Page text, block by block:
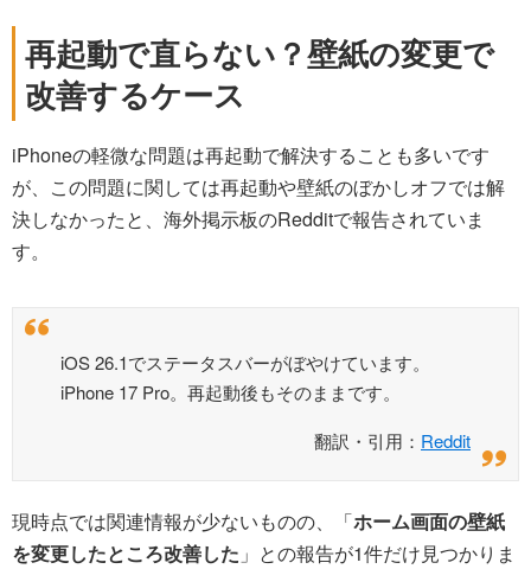
再起動で直らない？壁紙の変更で
改善するケース
iPhoneの軽微な問題は再起動で解決することも多いです
が、この問題に関しては再起動や壁紙のぼかしオフでは解
決しなかったと、海外掲示板のRedditで報告されていま
す。
iOS 26.1でステータスバーがぼやけています。
iPhone 17 Pro。再起動後もそのままです。
翻訳・引用： Reddit
現時点では関連情報が少ないものの、「ホーム画面の壁紙
を変更したところ改善した 」との報告が1件だけ見つかりま